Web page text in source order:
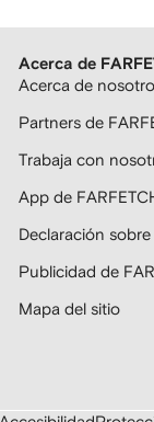
Acerca de
Acerca de
Partners de
Trabaja con
App de
Declaración
Publicidad de
Mapa del sitio